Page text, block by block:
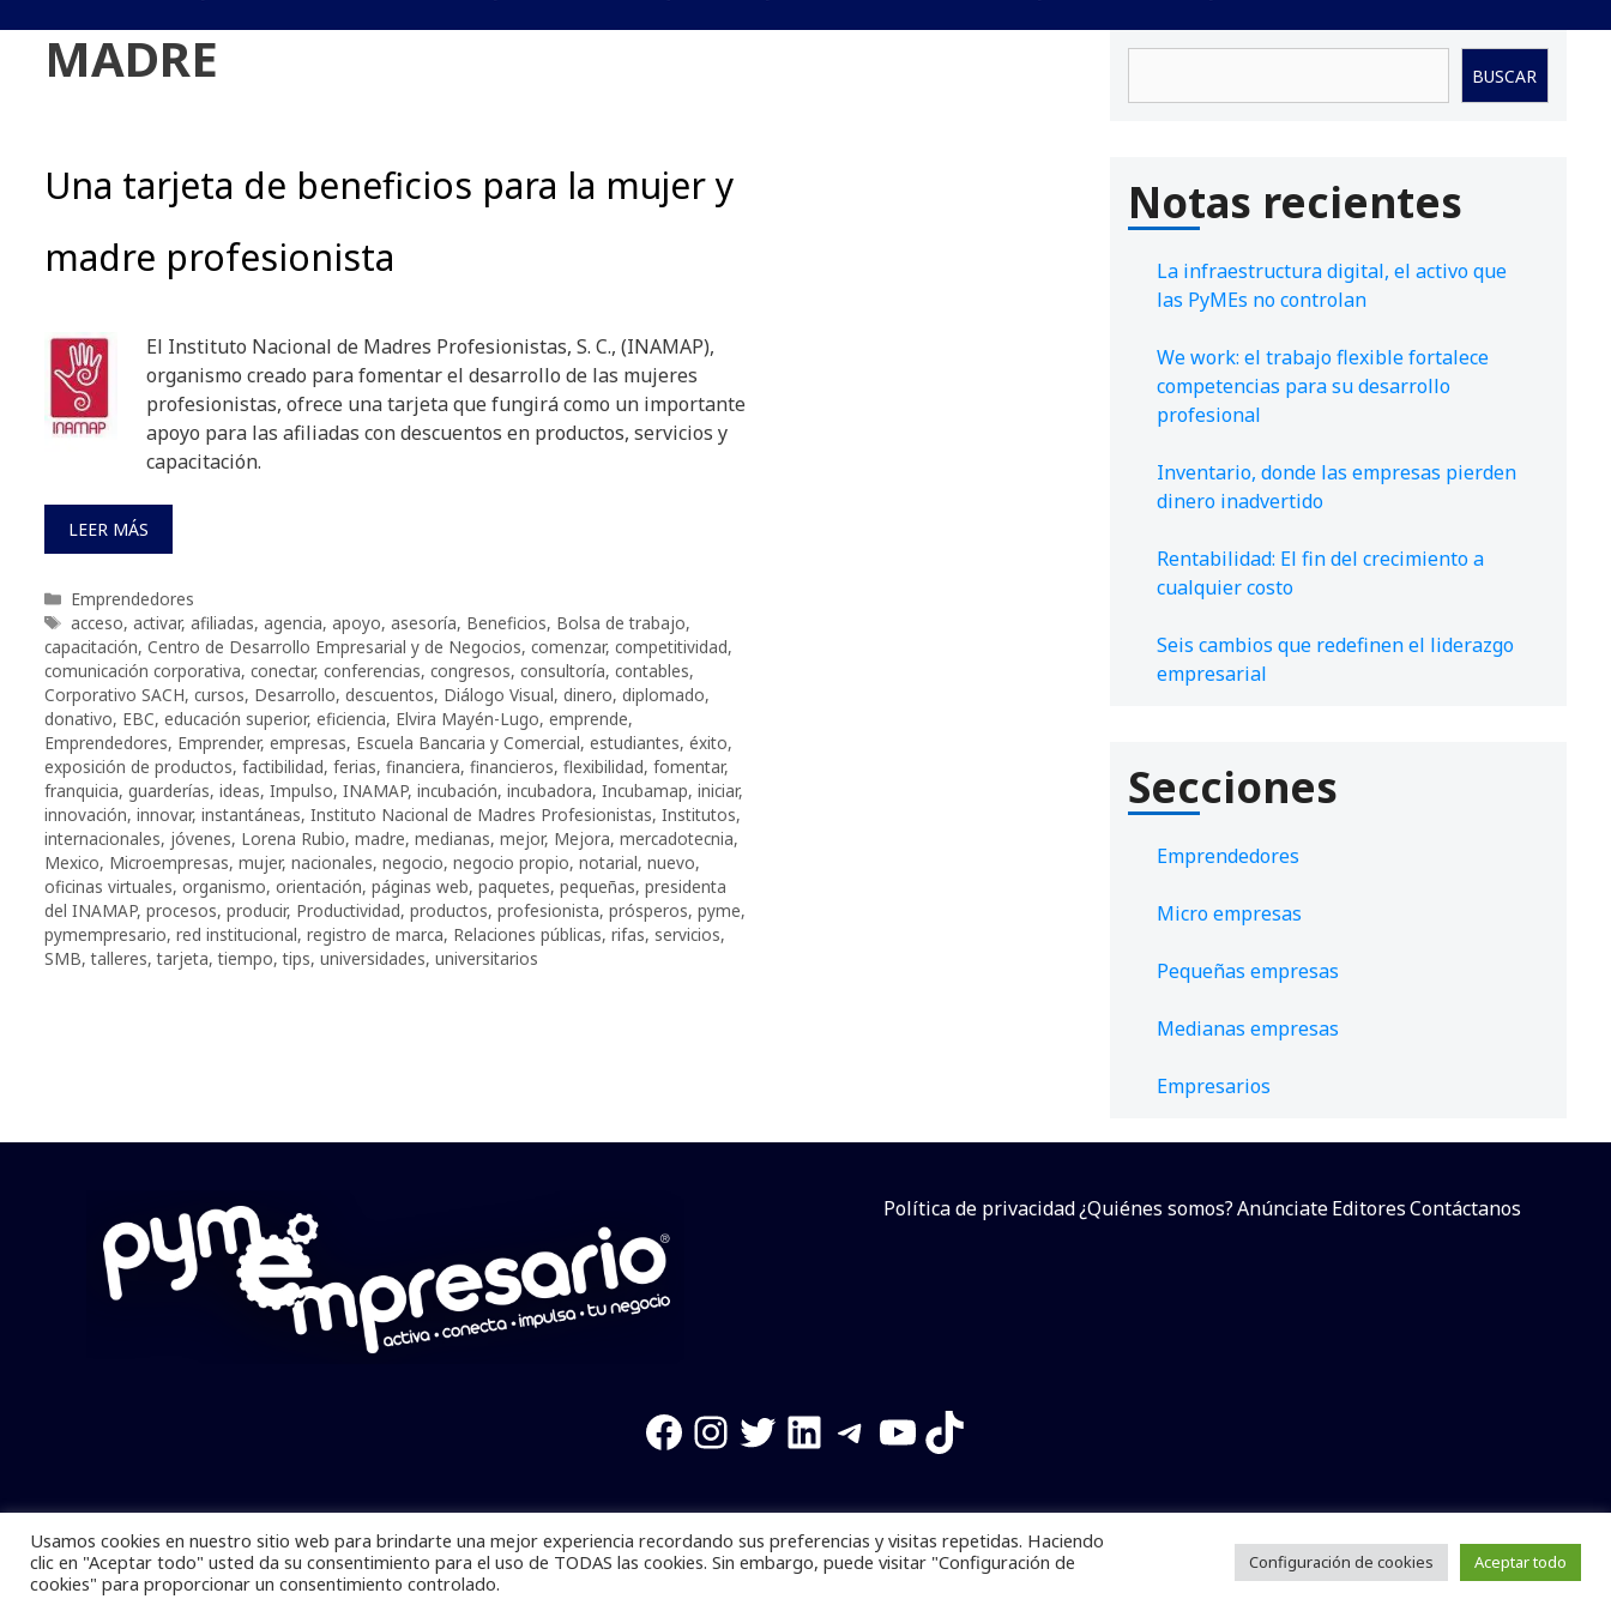
MADRE
Una tarjeta de beneficios para la mujer y
madre profesionista
El Instituto Nacional de Madres Profesionistas, S. C., (INAMAP),
organismo creado para fomentar el desarrollo de las mujeres
profesionistas, ofrece una tarjeta que fungirá como un importante
apoyo para las afiliadas con descuentos en productos, servicios y
capacitación.
LEER MÁS
Categorías
Emprendedores
Etiquetas
acceso, activar, afiliadas, agencia, apoyo, asesoría, Beneficios, Bolsa de trabajo,
capacitación, Centro de Desarrollo Empresarial y de Negocios, comenzar, competitividad,
comunicación corporativa, conectar, conferencias, congresos, consultoría, contables,
Corporativo SACH, cursos, Desarrollo, descuentos, Diálogo Visual, dinero, diplomado,
donativo, EBC, educación superior, eficiencia, Elvira Mayén-Lugo, emprende,
Emprendedores, Emprender, empresas, Escuela Bancaria y Comercial, estudiantes, éxito,
exposición de productos, factibilidad, ferias, financiera, financieros, fle­xi­bi­li­dad, fomentar,
franquicia, guarderías, ideas, Impulso, INAMAP, incubación, incubadora, Incubamap, iniciar,
innovación, innovar, instantáneas, Instituto Nacional de Madres Profesionistas, Institutos,
internacionales, jóvenes, Lorena Rubio, madre, medianas, mejor, Mejora, mercadotecnia,
Mexico, Microempresas, mujer, nacionales, negocio, negocio propio, notarial, nuevo,
oficinas virtuales, organismo, orientación, páginas web, paquetes, pequeñas, presidenta
del INAMAP, procesos, producir, Productividad, productos, profesionista, prósperos, pyme,
pymempresario, red institucional, registro de marca, Relaciones públicas, rifas, servicios,
SMB,talleres,tarjeta,tiempo,tips, universidades, universitarios
BUSCAR
Notas recientes
La infraestructura digital, el activo que
las PyMEs no controlan
We work: el trabajo flexible fortalece
competencias para su desarrollo
profesional
Inventario, donde las empresas pierden
dinero inadvertido
Rentabilidad: El fin del crecimiento a
cualquier costo
Seis cambios que redefinen el liderazgo
empresarial
Secciones
Emprendedores
Micro empresas
Pequeñas empresas
Medianas empresas
Empresarios
Política de privacidad¿Quiénes somos?AnúnciateEditoresContáctanos
Facebook
Instagram
Twitter
LinkedIn
Telegram
YouTube
TikTok
Pymempresario © 2025 Todos los derechos reservados. Se prohibe el uso de la información total o parcial sin dar referencia a la fuente.
Desarrollado poryalla ya!
Usamos cookies en nuestro sitio web para brindarte una mejor experiencia recordando sus preferencias y visitas repetidas. Haciendo
clic en "Aceptar todo" usted da su consentimiento para el uso de TODAS las cookies. Sin embargo, puede visitar "Configuración de
cookies" para proporcionar un consentimiento controlado.
Configuración de cookies Aceptar todo